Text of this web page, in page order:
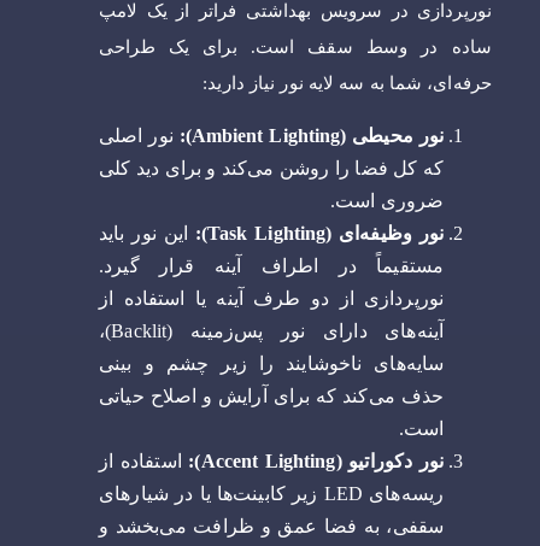
نورپردازی در سرویس بهداشتی فراتر از یک لامپ
ساده در وسط سقف است. برای یک طراحی
حرفه‌ای، شما به سه لایه نور نیاز دارید:
نور محیطی (Ambient Lighting):
نور اصلی
که کل فضا را روشن می‌کند و برای دید کلی
ضروری است.
نور وظیفه‌ای (Task Lighting):
این نور باید
مستقیماً در اطراف آینه قرار گیرد.
نورپردازی از دو طرف آینه یا استفاده از
آینه‌های دارای نور پس‌زمینه (Backlit)،
سایه‌های ناخوشایند را زیر چشم و بینی
حذف می‌کند که برای آرایش و اصلاح حیاتی
است.
نور دکوراتیو (Accent Lighting):
استفاده از
ریسه‌های LED زیر کابینت‌ها یا در شیارهای
سقفی، به فضا عمق و ظرافت می‌بخشد و